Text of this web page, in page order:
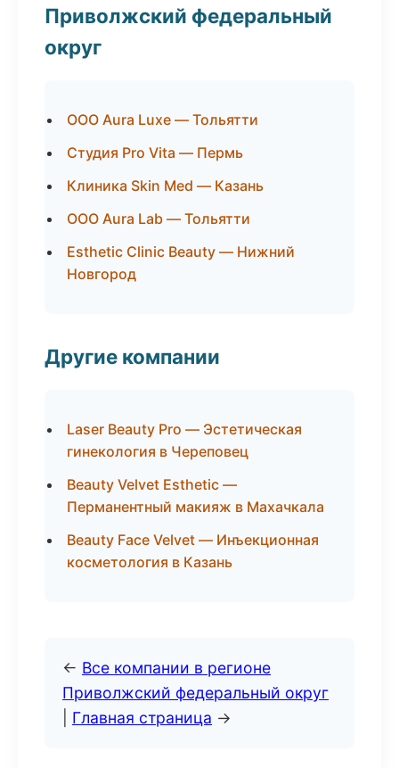
Приволжский федеральный
округ
ООО Aura Luxe — Тольятти
Студия Pro Vita — Пермь
Клиника Skin Med — Казань
ООО Aura Lab — Тольятти
Esthetic Clinic Beauty — Нижний
Новгород
Другие компании
Laser Beauty Pro — Эстетическая
гинекология в Череповец
Beauty Velvet Esthetic —
Перманентный макияж в Махачкала
Beauty Face Velvet — Инъекционная
косметология в Казань
← Все компании в регионе
Приволжский федеральный округ
Главная страница →